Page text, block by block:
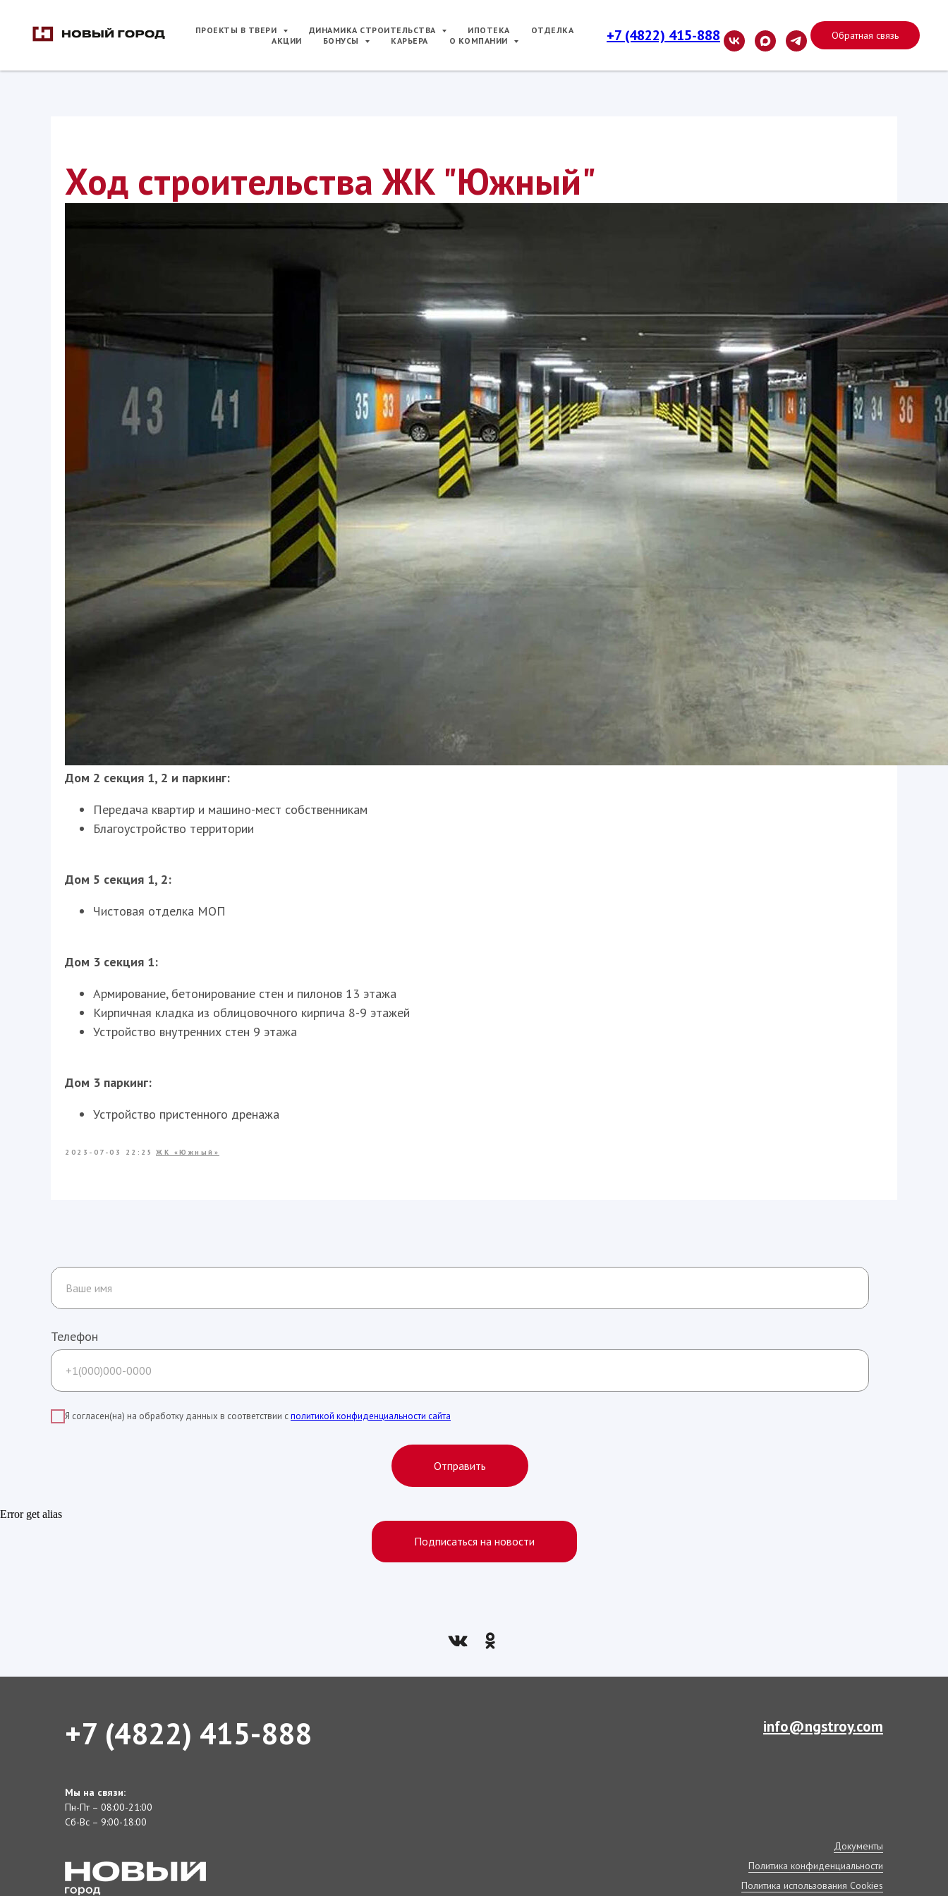
ПРОЕКТЫ В ТВЕРИ ДИНАМИКА СТРОИТЕЛЬСТВА ИПОТЕКА
ОТДЕЛКА
АКЦИИ
БОНУСЫ КАРЬЕРА О КОМПАНИИ +7 (4822) 415-888 Обратная связь
Ход строительства ЖК "Южный"
Дом 2 секция 1, 2 и паркинг:
Передача квартир и машино-мест собственникам
Благоустройство территории
Дом 5 секция 1, 2:
Чистовая отделка МОП
Дом 3 секция 1:
Армирование, бетонирование стен и пилонов 13 этажа
Кирпичная кладка из облицовочного кирпича 8-9 этажей
Устройство внутренних стен 9 этажа
Дом 3 паркинг:
Устройство пристенного дренажа
2023-07-03 22:25 ЖК «Южный»
Телефон
Я согласен(на) на обработку данных в соответствии сполитикой конфиденциальности сайта
Отправить
Error get alias
Подписаться на новости
+7 (4822) 415-888
Мы на связи:
Пн-Пт – 08:00-21:00
Сб-Вс – 9:00-18:00
info@ngstroy.com
Документы
Политика конфиденциальности
Политика использования Cookies